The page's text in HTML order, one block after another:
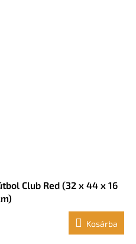
Club Red (32 x 44 x 16
Kosárba